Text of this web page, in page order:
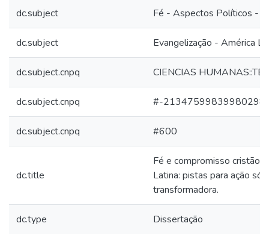
dc.subject Fé - Aspectos Políticos -
dc.subject Evangelização - América
dc.subject.cnpq CIENCIAS
dc.subject.cnpq #-
dc.subject.cnpq #600
dc.title
Fé e compromisso cristão
Latina: pistas para ação
transformadora.
dc.type Dissertação